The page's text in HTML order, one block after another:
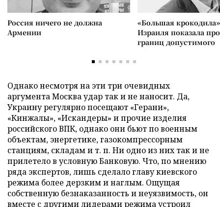
Россия ничего не должна
Армении
«Большая
Израиля показала
границ допустимого
Однако несмотря на эти три очевидных
аргумента Москва удар так и не наносит. Да,
Украину регулярно посещают «Герани»,
«Кинжалы», «Искандеры» и прочие изделия
российского ВПК, однако они бьют по военным
объектам, энергетике, газокомпрессорным
станциям, складам и т. п. Ни одно из них так и не
прилетело в условную Банковую. Что, по мнению
ряда экспертов, лишь сделало главу киевского
режима более дерзким и наглым. Ощущая
собственную безнаказанность и неуязвимость, он
вместе с другими лидерами режима устроил